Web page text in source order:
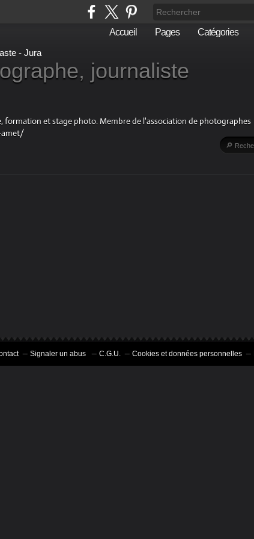
Accueil Pages Catégories
journaliste
formation et stage photo. Membre de l'association de photographes
amet/
Signaler un abus C.G.U. Cookies et données personnelles